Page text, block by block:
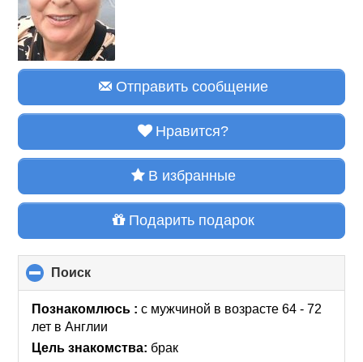
Отправить сообщение
Нравится?
В избранные
Подарить подарок
Поиск
to
collapse
contents
Познакомлюсь :с мужчиной в возрасте 64 - 72
лет в Англии
Цель знакомства: брак